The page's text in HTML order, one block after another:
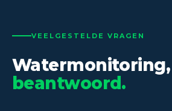
VEELGESTELDE VRAGEN
Watermonitoring,
beantwoord.